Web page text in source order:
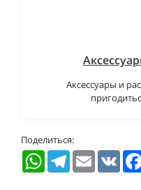
Аксессуары и
Поделиться:
WhatsAppTelegramEmail VK